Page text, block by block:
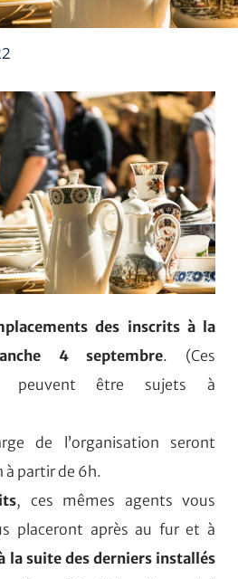
des inscrits à la
4 septembre. (Ces
peuvent être sujets à
de l’organisation seront
à partir de 6h.
, ces mêmes agents vous
placeront après au fur et à
la suite des derniers installés